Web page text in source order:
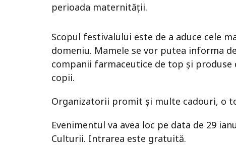
perioada maternității.
Scopul festivalului este de a aduce cele
domeniu. Mamele se vor putea informa
companii farmaceutice de top și
copii.
Organizatorii promit și multe cadouri, o
Evenimentul va avea loc pe data de 29
Culturii. Intrarea este gratuită.